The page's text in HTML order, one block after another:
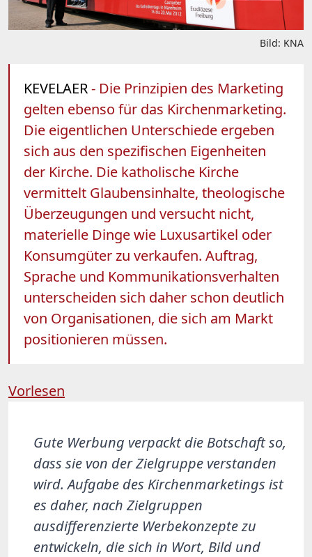
Bild: KNA
KEVELAER- Die Prinzipien des Marketing
gelten ebenso für das Kirchenmarketing.
Die eigentlichen Unterschiede ergeben
sich aus den spezifischen Eigenheiten
der Kirche. Die katholische Kirche
vermittelt Glaubensinhalte, theologische
Überzeugungen und versucht nicht,
materielle Dinge wie Luxusartikel oder
Konsumgüter zu verkaufen. Auftrag,
Sprache und Kommunikationsverhalten
unterscheiden sich daher schon deutlich
von Organisationen, die sich am Markt
positionieren müssen.
Vorlesen
Gute Werbung verpackt die Botschaft so,
dass sie von der Zielgruppe verstanden
wird. Aufgabe des Kirchenmarketings ist
es daher, nach Zielgruppen
ausdifferenzierte Werbekonzepte zu
entwickeln, die sich in Wort, Bild und